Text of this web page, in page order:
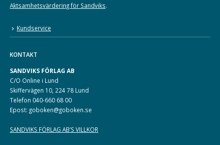
Aktsamhetsvärdering för Sandviks.
Kundservice
KONTAKT
SANDVIKS FÖRLAG AB
C/O Online i Lund
Skiffervägen 10, 224 78 Lund
Telefon 040-660 68 00
Epost: goboken@goboken.se
SANDVIKS FÖRLAG AB’S VILLKOR